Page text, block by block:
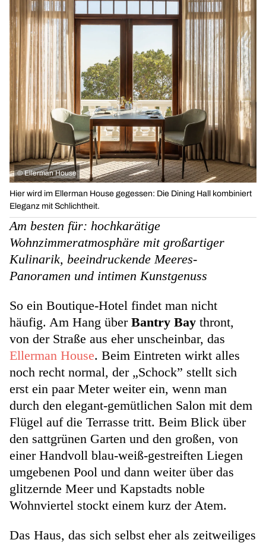
© Ellerman House
Hier wird im Ellerman House gegessen: Die Dining Hall kombiniert
Eleganz mit Schlichtheit.
Am besten für: hochkarätige
Wohnzimmeratmosphäre mit großartiger
Kulinarik, beeindruckende Meeres-
Panoramen und intimen Kunstgenuss
So ein Boutique-Hotel findet man nicht
häufig. Am Hang über Bantry Bay thront,
von der Straße aus eher unscheinbar, das
Ellerman House. Beim Eintreten wirkt alles
noch recht normal, der „Schock” stellt sich
erst ein paar Meter weiter ein, wenn man
durch den elegant-gemütlichen Salon mit dem
Flügel auf die Terrasse tritt. Beim Blick über
den sattgrünen Garten und den großen, von
einer Handvoll blau-weiß-gestreiften Liegen
umgebenen Pool und dann weiter über das
glitzernde Meer und Kapstadts noble
Wohnviertel stockt einem kurz der Atem.
Das Haus, das sich selbst eher als zeitweiliges